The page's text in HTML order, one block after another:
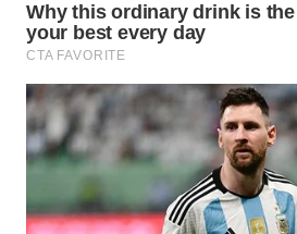
PURWAKARTA
WN
PRIANGAN
TIMUR
WN
SEMARANG